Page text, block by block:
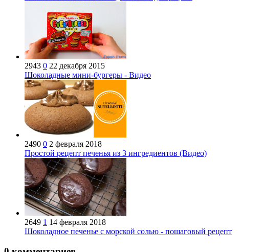
2943 0 22 декабря 2015
Шоколадные мини-бургеры - Видео
2490 0 2 февраля 2018
Простой рецепт печенья из 3 ингредиентов (Видео)
2649 1 14 февраля 2018
Шоколадное печенье с морской солью - пошаговый рецепт